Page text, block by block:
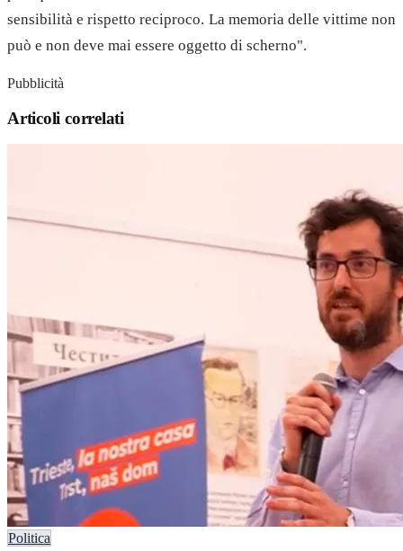
sensibilità e rispetto reciproco. La memoria delle vittime non
può e non deve mai essere oggetto di scherno".
Pubblicità
Articoli correlati
Politica